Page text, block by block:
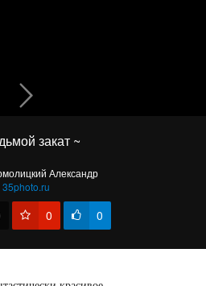
икэбана
Александр
35photo.ru
закат ~
0 0